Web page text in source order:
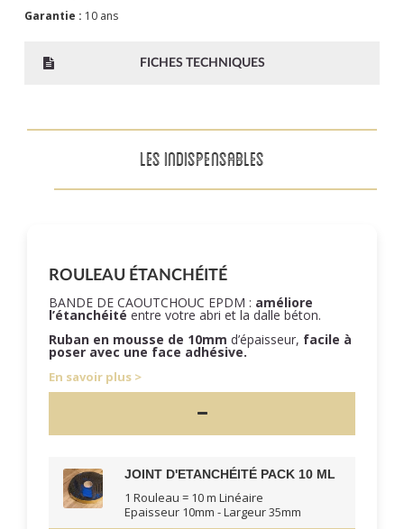
Garantie : 10 ans
FICHES TECHNIQUES
LES INDISPENSABLES
ROULEAU ÉTANCHÉITÉ
BANDE DE CAOUTCHOUC EPDM : améliore
l’étanchéité entre votre abri et la dalle béton.
Ruban en mousse de 10mm d’épaisseur, facile à
poser avec une face adhésive.
En savoir plus
JOINT D'ETANCHÉITÉ PACK 10 ML
1 Rouleau = 10 m Linéaire
Epaisseur 10mm - Largeur 35mm